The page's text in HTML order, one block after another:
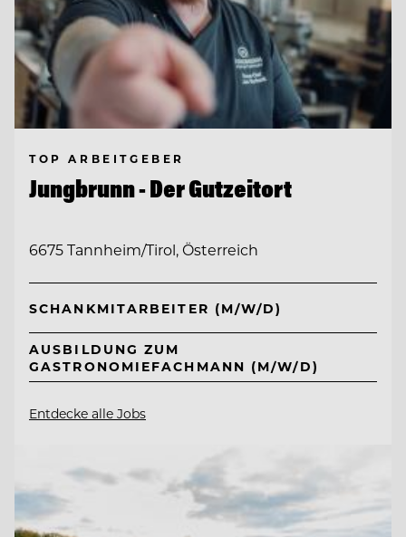
TOP ARBEITGEBER
Jungbrunn - Der Gutzeitort
6675 Tannheim/Tirol, Österreich
SCHANKMITARBEITER (M/W/D)
AUSBILDUNG ZUM
GASTRONOMIEFACHMANN (M/W/D)
Entdecke alle Jobs